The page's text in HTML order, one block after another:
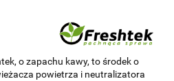
o zapachu kawy, to środek o
powietrza i neutralizatora